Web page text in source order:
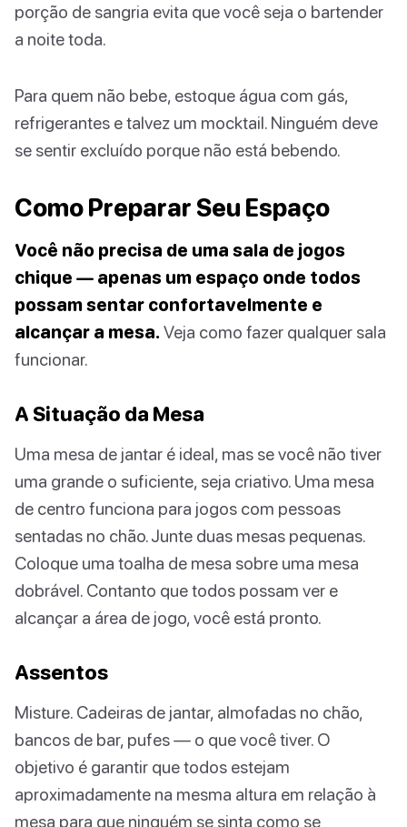
porção de sangria evita que você seja o bartender
a noite toda.
Para quem não bebe, estoque água com gás,
refrigerantes e talvez um mocktail. Ninguém deve
se sentir excluído porque não está bebendo.
Como Preparar Seu Espaço
Você não precisa de uma sala de jogos
chique — apenas um espaço onde todos
possam sentar confortavelmente e
alcançar a mesa. Veja como fazer qualquer sala
funcionar.
A Situação da Mesa
Uma mesa de jantar é ideal, mas se você não tiver
uma grande o suficiente, seja criativo. Uma mesa
de centro funciona para jogos com pessoas
sentadas no chão. Junte duas mesas pequenas.
Coloque uma toalha de mesa sobre uma mesa
dobrável. Contanto que todos possam ver e
alcançar a área de jogo, você está pronto.
Assentos
Misture. Cadeiras de jantar, almofadas no chão,
bancos de bar, pufes — o que você tiver. O
objetivo é garantir que todos estejam
aproximadamente na mesma altura em relação à
mesa para que ninguém se sinta como se